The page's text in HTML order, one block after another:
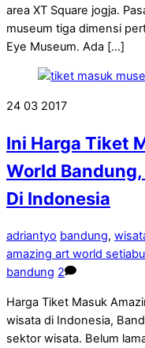
area XT Square jogja.
museum tiga dimensi
Eye Museum. Ada […]
24 03 2017
Ini Harga Tiket
World
Di Indonesia
adriantyo bandung,
amazing art world
bandung 2
Harga Tiket Masuk
wisata di Indonesia,
sektor wisata. Belum